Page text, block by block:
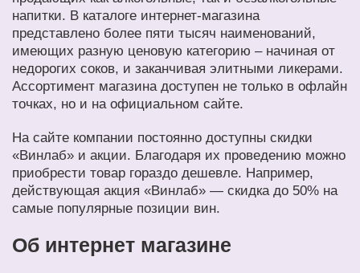
напитки. В каталоге интернет-магазина
представлено более пяти тысяч наименований,
имеющих разную ценовую категорию – начиная от
недорогих соков, и заканчивая элитными ликерами.
Ассортимент магазина доступен не только в офлайн
точках, но и на официальном сайте.
На сайте компании постоянно доступны скидки
«Винлаб» и акции. Благодаря их проведению можно
приобрести товар гораздо дешевле. Например,
действующая акция «Винлаб» — скидка до 50% на
самые популярные позиции вин.
Об интернет магазине